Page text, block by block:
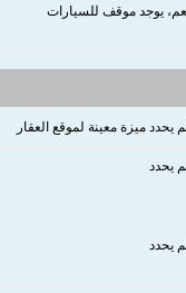
يوجد موقف للسيارات
يحدد ميزة معينة لموقع العقار
يحدد
يحدد